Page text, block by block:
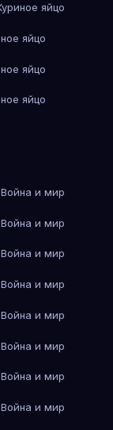
яйцо
яйцо
яйцо
яйцо
и мир
и мир
и мир
и мир
и мир
и мир
и мир
и мир